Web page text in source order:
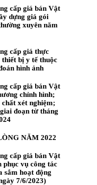
cấp giá bán Vật
dựng giá gói
xuyên năm
cấp giá thực
bị y tế thuộc
hình ảnh
cấp giá bán Vật
chỉnh hình;
xét nghiệm;
đoạn từ tháng
NĂM 2022
cấp giá bán Vật
phục vụ công tác
sắm hoạt động
7/6/2023)